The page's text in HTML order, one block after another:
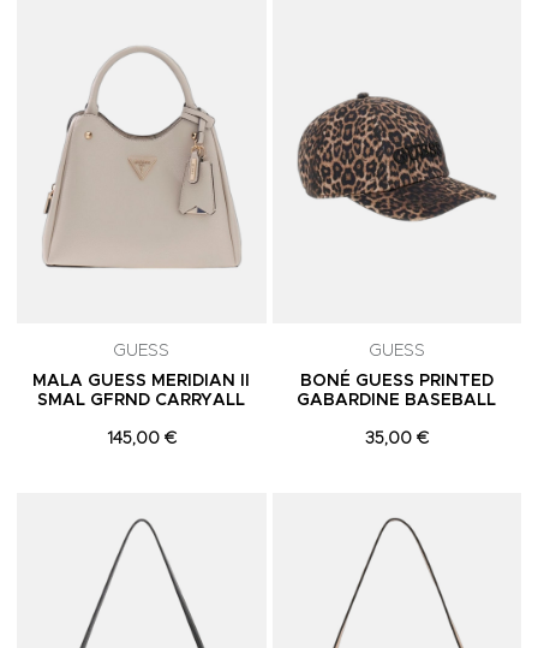
GUESS
MALA GUESS MERIDIAN II
SMAL GFRND CARRYALL
145,00 €
GUESS
BONÉ GUESS PRINTED
GABARDINE BASEBALL
35,00 €